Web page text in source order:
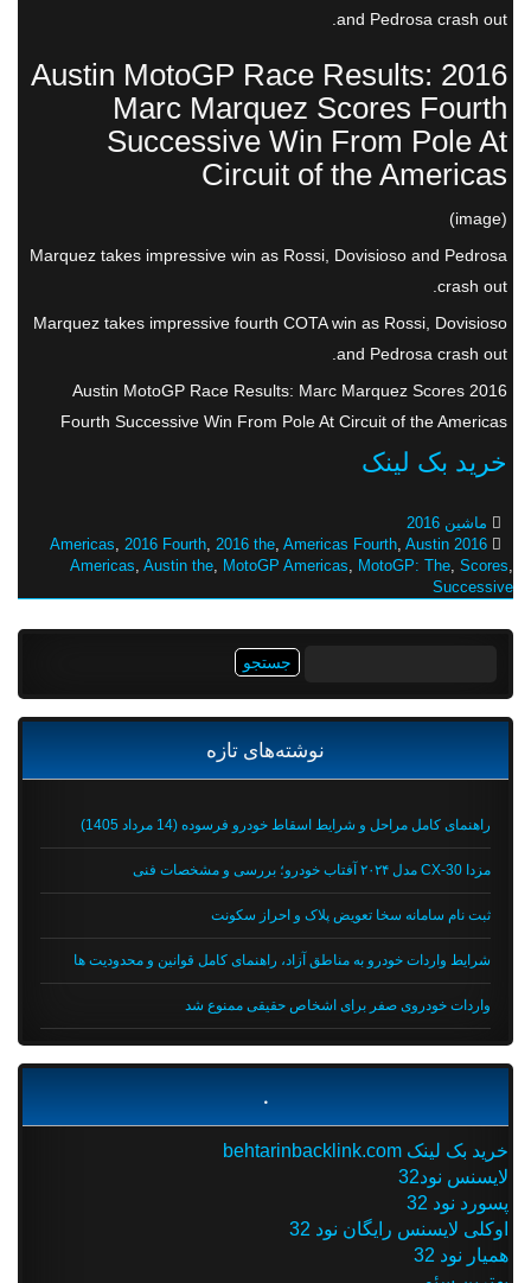
and Pedrosa crash out.
2016 Austin MotoGP Race Results:
Marc Marquez Scores Fourth
Successive Win From Pole At
Circuit of the Americas
Marquez takes impressive win as Rossi, Dovisioso and Pedrosa
crash out.
Marquez takes impressive fourth COTA win as Rossi, Dovisioso
and Pedrosa crash out.
2016 Austin MotoGP Race Results: Marc Marquez Scores
Fourth Successive Win From Pole At Circuit of the Americas
خرید بک لینک
ماشین 2016
2016 Americas
,2016 Fourth,2016 the,Americas Fourth,Austin
Americas,Austin the,MotoGP Americas,MotoGP: The,Scores
Successive
نوشته‌های تازه
راهنمای کامل مراحل و شرایط اسقاط خودرو فرسوده (14 مرداد 1405)
مزدا CX-30 مدل ۲۰۲۴ آفتاب خودرو؛ بررسی و مشخصات فنی
ثبت نام سامانه سخا تعویض پلاک و احراز سکونت
شرایط واردات خودرو به مناطق آزاد، راهنمای کامل قوانین و محدودیت ها
واردات خودروی صفر برای اشخاص حقیقی ممنوع شد
خرید بک لینک behtarinbacklink.com
لایسنس نود32
پسورد نود 32
اوکلی لایسنس رایگان نود 32
همیار نود 32